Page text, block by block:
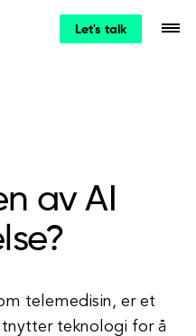
Let's talk
av AI
telemedisin, er et
teknologi for å